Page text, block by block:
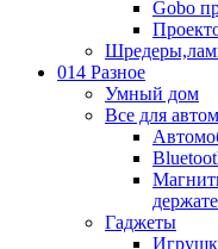
Gobo
014 Разное
Умный дом
Все для
Гаджеты